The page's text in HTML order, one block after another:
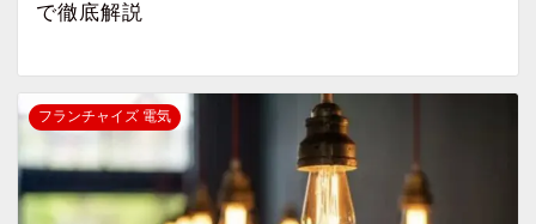
で徹底解説
フランチャイズ 電気